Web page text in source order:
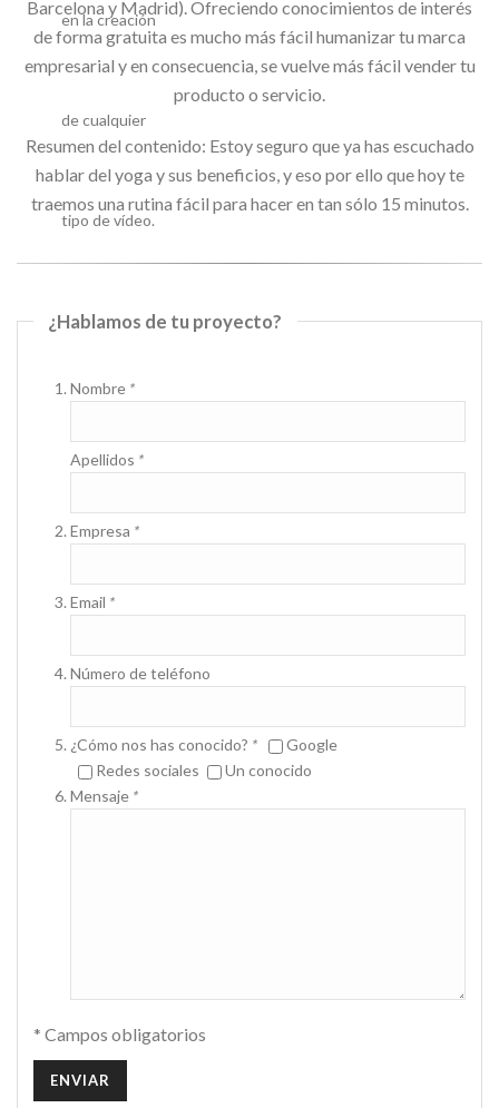
Barcelona y Madrid). Ofreciendo conocimientos de interés
de forma gratuita es mucho más fácil humanizar tu marca
empresarial y en consecuencia, se vuelve más fácil vender tu
producto o servicio.
Resumen del contenido: Estoy seguro que ya has escuchado
hablar del yoga y sus beneficios, y eso por ello que hoy te
traemos una rutina fácil para hacer en tan sólo 15 minutos.
¿Hablamos de tu proyecto?
Nombre *
Apellidos *
Empresa *
Email *
Número de teléfono
¿Cómo nos has conocido? *
Google
Redes sociales
Un conocido
Mensaje *
* Campos obligatorios